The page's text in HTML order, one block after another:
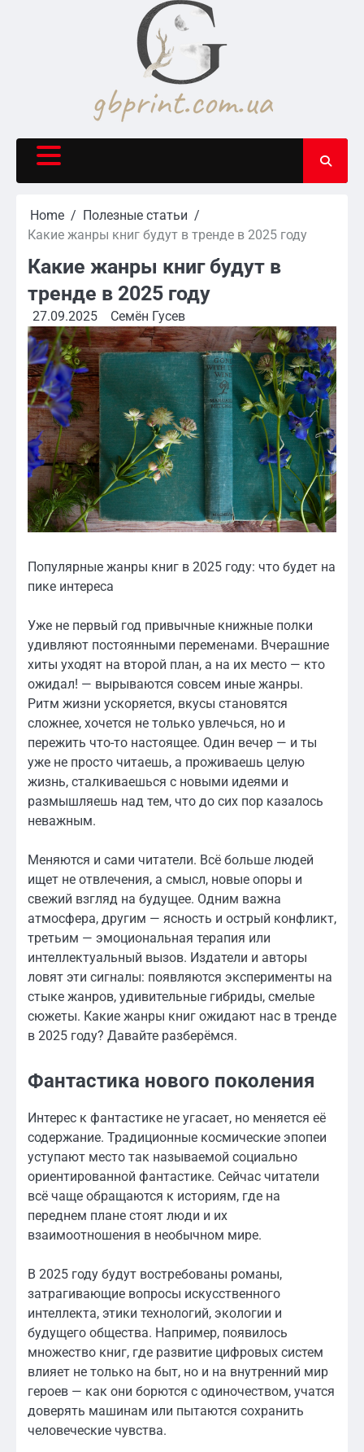
Home
Полезные статьи
Какие жанры книг будут в тренде в 2025 году
Какие жанры книг будут в
тренде в 2025 году
27.09.2025 Семён Гусев
Популярные жанры книг в 2025 году: что будет на
пике интереса
Уже не первый год привычные книжные полки
удивляют постоянными переменами. Вчерашние
хиты уходят на второй план, а на их место — кто
ожидал! — вырываются совсем иные жанры.
Ритм жизни ускоряется, вкусы становятся
сложнее, хочется не только увлечься, но и
пережить что-то настоящее. Один вечер — и ты
уже не просто читаешь, а проживаешь целую
жизнь, сталкиваешься с новыми идеями и
размышляешь над тем, что до сих пор казалось
неважным.
Меняются и сами читатели. Всё больше людей
ищет не отвлечения, а смысл, новые опоры и
свежий взгляд на будущее. Одним важна
атмосфера, другим — ясность и острый конфликт,
третьим — эмоциональная терапия или
интеллектуальный вызов. Издатели и авторы
ловят эти сигналы: появляются эксперименты на
стыке жанров, удивительные гибриды, смелые
сюжеты. Какие жанры книг ожидают нас в тренде
в 2025 году? Давайте разберёмся.
Фантастика нового поколения
Интерес к фантастике не угасает, но меняется её
содержание. Традиционные космические эпопеи
уступают место так называемой социально
ориентированной фантастике. Сейчас читатели
всё чаще обращаются к историям, где на
переднем плане стоят люди и их
взаимоотношения в необычном мире.
В 2025 году будут востребованы романы,
затрагивающие вопросы искусственного
интеллекта, этики технологий, экологии и
будущего общества. Например, появилось
множество книг, где развитие цифровых систем
влияет не только на быт, но и на внутренний мир
героев — как они борются с одиночеством, учатся
доверять машинам или пытаются сохранить
человеческие чувства.